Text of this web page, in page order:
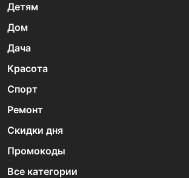
Детям
Дом
Дача
Красота
Спорт
Ремонт
Скидки дня
Промокоды
Все категории